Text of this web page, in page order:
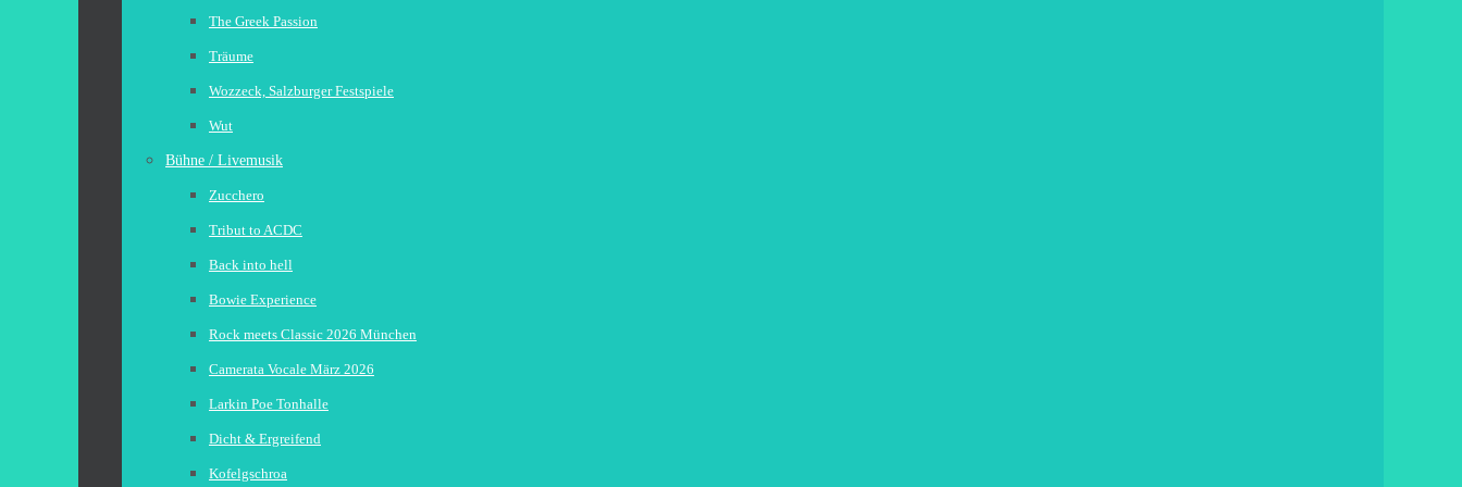
The Greek Passion
Träume
Wozzeck, Salzburger Festspiele
Wut
Bühne / Livemusik
Zucchero
Tribut to ACDC
Back into hell
Bowie Experience
Rock meets Classic 2026 München
Camerata Vocale März 2026
Larkin Poe Tonhalle
Dicht & Ergreifend
Kofelgschroa